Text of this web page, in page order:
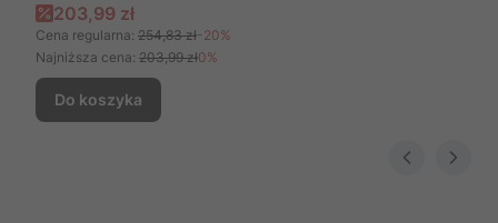
Cena promocyjna
203,99 zł
Cena regularna: 254,83 zł-20%
Najniższa cena: 203,99 zł0%
Do koszyka